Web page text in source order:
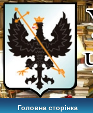
Головна сторінка